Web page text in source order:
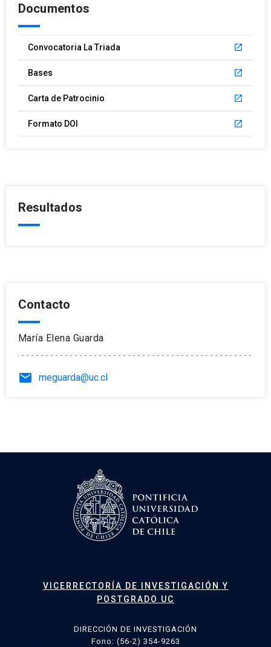
Documentos
Convocatoria La Triada launch
Bases launch
Carta de Patrocinio launch
Formato DOI launch
Resultados
Contacto
María Elena Guarda
email meguarda@uc.cl
VICERRECTORÍA DE INVESTIGACIÓN Y
POSTGRADO UC
DIRECCIÓN DE INVESTIGACIÓN
Fono: (56-2) 354-9263